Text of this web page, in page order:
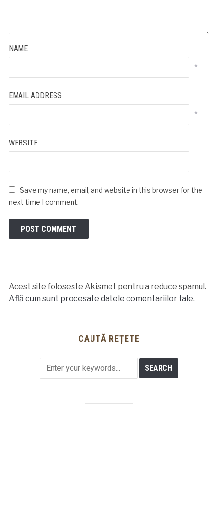
NAME
*
EMAIL ADDRESS
*
WEBSITE
Save my name, email, and website in this browser for the
next time I comment.
Acest site folosește Akismet pentru a reduce spamul.
Află cum sunt procesate datele comentariilor tale.
CAUTĂ REȚETE